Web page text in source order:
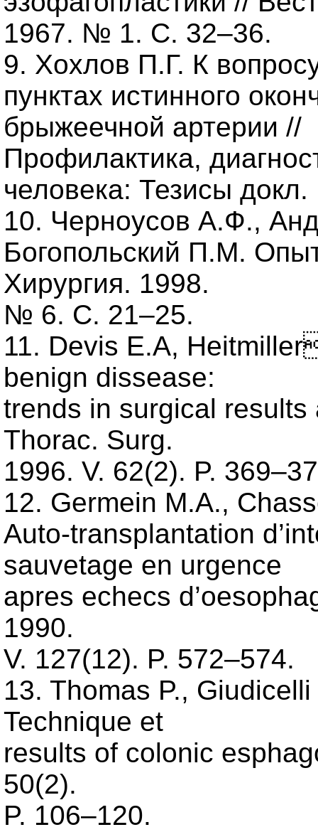
1967. № 1. С. 32–36.
9. Хохлов П.Г. К
пунктах истинного
брыжеечной артерии //
Профилактика,
человека: Тезисы
10. Черноусов А.Ф.,
Богопольский П.М.
Хирургия. 1998.
№ 6. С. 21–25.
11. Devis E.A,
benign dissease:
trends in surgical
Thorac. Surg.
1996. V. 62(2). P.
12. Germein M.A.,
Auto-transplantation
sauvetage en urgence
apres echecs
1990.
V. 127(12). P. 572–574.
13. Thomas P.,
Technique et
results of colonic
50(2).
P. 106–120.